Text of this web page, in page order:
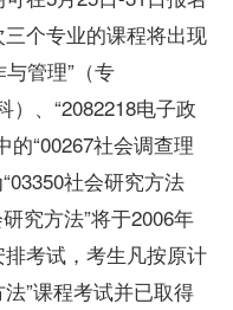
个专业的课程将出现
管理”（专
）、“2082218电子政
的“00267社会调查理
社会研究方法
研究方法”将于2006年
考试，考生凡按原计
”课程考试并已取得